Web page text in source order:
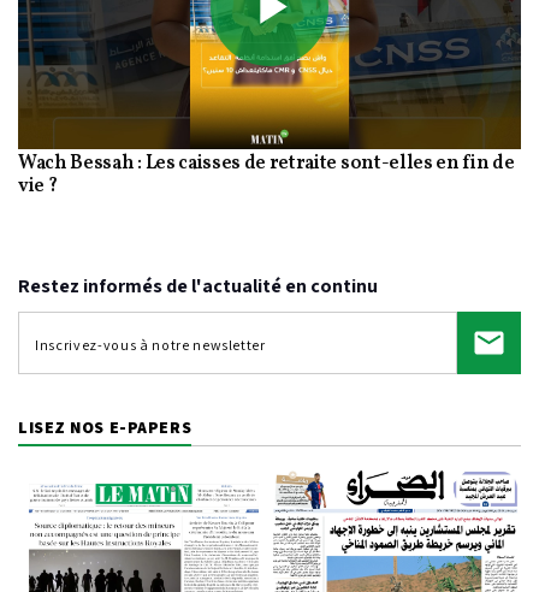
Play
Video
Wach Bessah : Les caisses de retraite sont-elles en fin de
vie ?
Restez informés de l'actualité en continu
LISEZ NOS E-PAPERS